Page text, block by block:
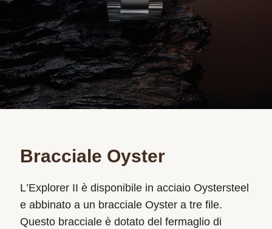
Bracciale Oyster
L’Explorer II è disponibile in acciaio Oystersteel
e abbinato a un bracciale Oyster a tre file.
Questo bracciale è dotato del fermaglio di